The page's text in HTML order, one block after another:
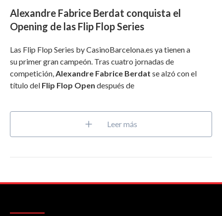
Alexandre Fabrice Berdat conquista el
Opening de las Flip Flop Series
Las Flip Flop Series by CasinoBarcelona.es ya tienen a
su primer gran campeón. Tras cuatro jornadas de
competición,Alexandre Fabrice Berdat se alzó con el
título del Flip Flop Open después de
Leer más